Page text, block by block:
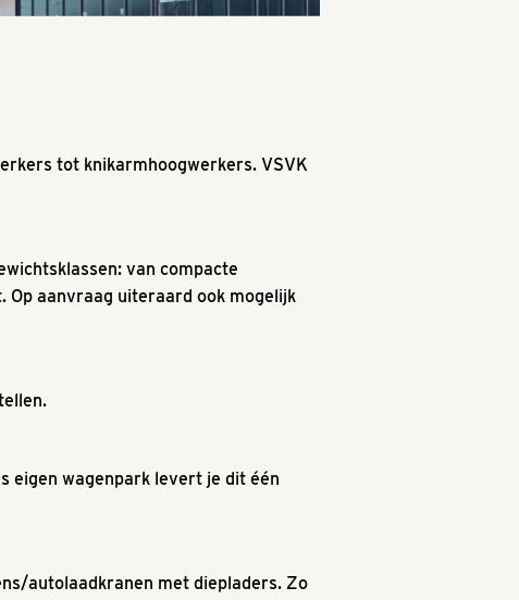
tot knikarmhoogwerkers. VSVK
van compacte
aanvraag uiteraard ook mogelijk
eigen wagenpark levert je dit één
autolaadkranen met diepladers. Zo